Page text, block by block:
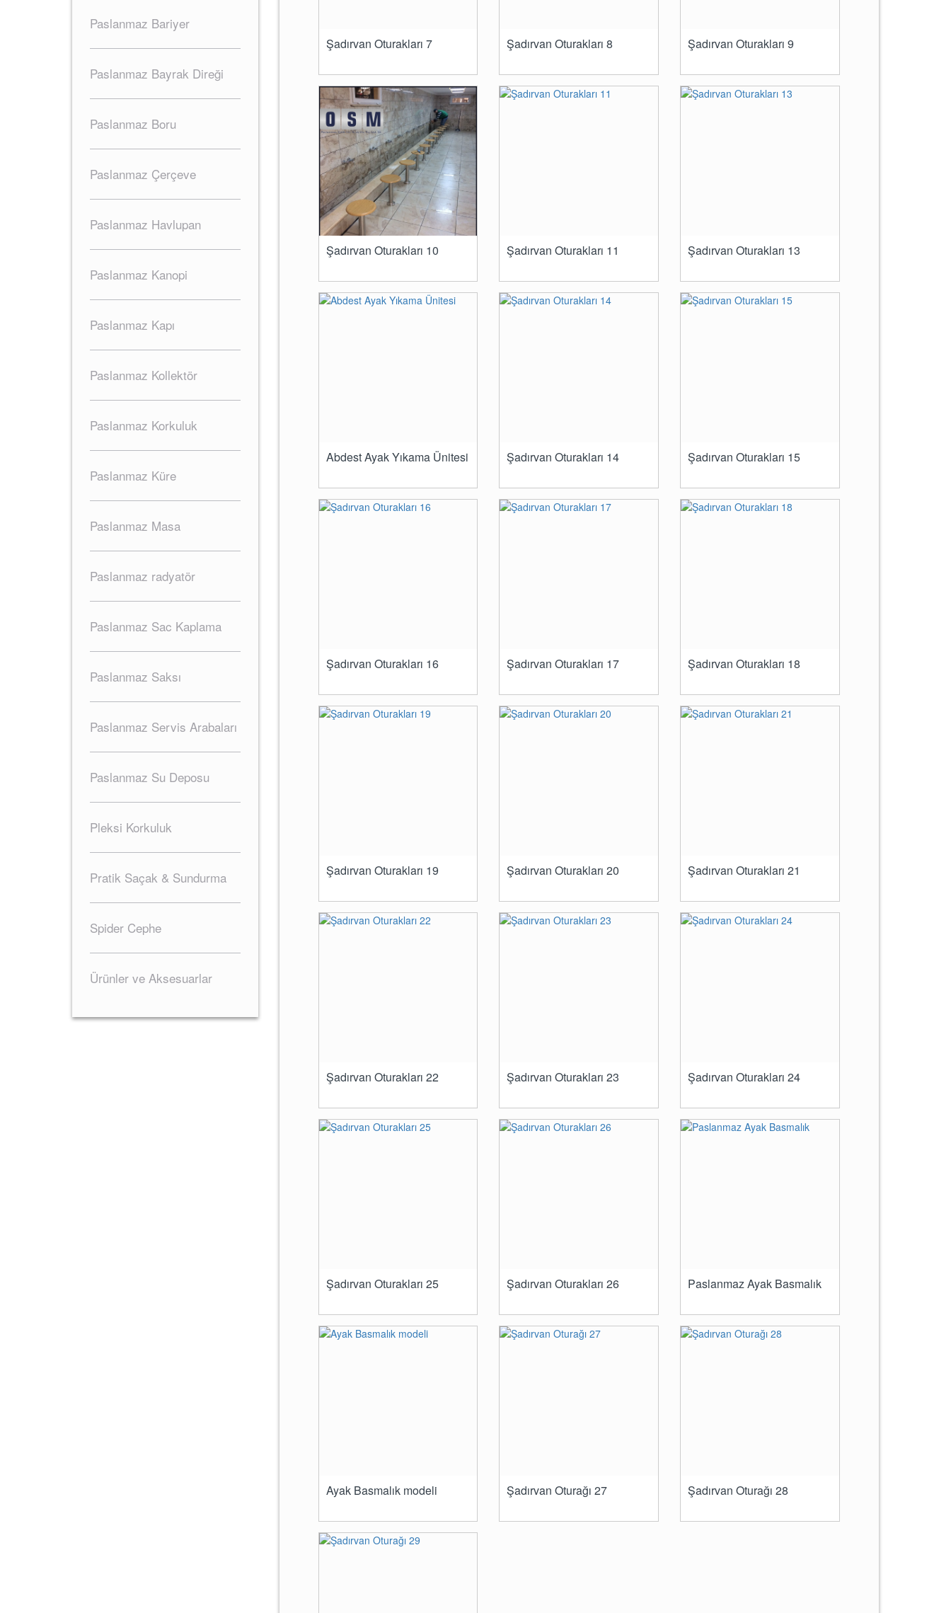
Paslanmaz Bariyer
Paslanmaz Bayrak Direği
Paslanmaz Boru
Paslanmaz Çerçeve
Paslanmaz Havlupan
Paslanmaz Kanopi
Paslanmaz Kapı
Paslanmaz Kollektör
Paslanmaz Korkuluk
Paslanmaz Küre
Paslanmaz Masa
Paslanmaz radyatör
Paslanmaz Sac Kaplama
Paslanmaz Saksı
Paslanmaz Servis Arabaları
Paslanmaz Su Deposu
Pleksi Korkuluk
Pratik Saçak & Sundurma
Spider Cephe
Ürünler ve Aksesuarlar
Şadırvan Oturakları 7 Şadırvan Oturakları 8 Şadırvan Oturakları 9
Şadırvan Oturakları 10 Şadırvan Oturakları 11 Şadırvan Oturakları 13
Abdest Ayak Yıkama Ünitesi Şadırvan Oturakları 14 Şadırvan Oturakları 15
Şadırvan Oturakları 16 Şadırvan Oturakları 17 Şadırvan Oturakları 18
Şadırvan Oturakları 19 Şadırvan Oturakları 20 Şadırvan Oturakları 21
Şadırvan Oturakları 22 Şadırvan Oturakları 23 Şadırvan Oturakları 24
Şadırvan Oturakları 25 Şadırvan Oturakları 26 Paslanmaz Ayak Basmalık
Ayak Basmalık modeli Şadırvan Oturağı 27 Şadırvan Oturağı 28